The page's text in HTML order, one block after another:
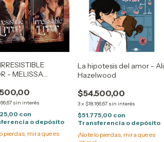
- MELISSA
sin interés
con
o depósito
pierdas, mira que es
La hipotesis del amor - Ali
Hazelwood
$54.500,00
3x $18.166,67 sin interés
$51.775,00 con
Transferencia o depósito
¡No te lo pierdas, mira que es